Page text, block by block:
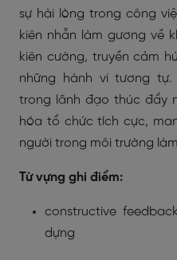
sự hài lòng trong công
kiên nhẫn làm gương về
kiên cường, truyền cảm
những hành vi tương tự.
trong lãnh đạo thúc đẩy
hóa tổ chức tích cực,
người trong môi trường
Từ vựng ghi điểm:
constructive
dựng